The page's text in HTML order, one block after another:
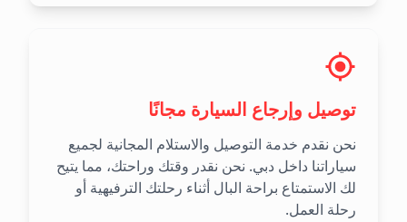
توصيل وإرجاع السيارة مجانًا
نحن نقدم خدمة التوصيل والاستلام المجانية لجميع
سياراتنا داخل دبي. نحن نقدر وقتك وراحتك، مما يتيح
لك الاستمتاع براحة البال أثناء رحلتك الترفيهية أو
رحلة العمل.